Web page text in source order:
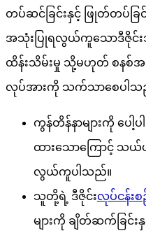
တပ်ဆင်ခြင်းနှင့် ဖြုတ်တပ်ခ
အသုံးပြုရလွယ်ကူသောဒီဇိုင်း
ထိန်းသိမ်းမှု သို့မဟုတ် စနစ်အဆ
လုပ်အားကို သက်သာစေပါသ
ကွန်တိန်နာများကို ပေါ့ပ
ထားသောကြောင့် သ
လွယ်ကူပါသည်။
သူတို့ရဲ့ ဒီဇိုင်းလုပ်ငန်း
များကို ချိတ်ဆက်ခြင်းနှ